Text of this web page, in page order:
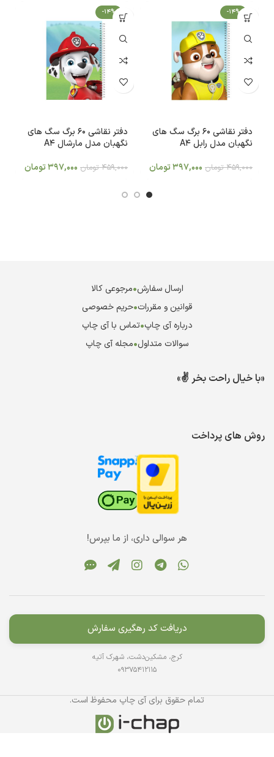
-14%
دفتر نقاشی 60 برگ سگ های
نگهبان مدل رابل A4
459,000 تومان 397,000تومان
-14%
دفتر نقاشی 60 برگ سگ های
نگهبان مدل مارشال A4
459,000 تومان 397,000تومان
ارسال سفارش•مرجوعی کالا
قوانین و مقررات•حریم خصوصی
درباره آی چاپ•تماس با آی چاپ
سوالات متداول•مجله آی چاپ
«با خیال راحت بخر ✌️»
روش های پرداخت
هر سوالی داری، از ما بپرس!
دریافت کد رهگیری سفارش
کرج، مشکین‌دشت، شهرک آتیه
09375412115
تمام حقوق برای آی چاپ محفوظ است.